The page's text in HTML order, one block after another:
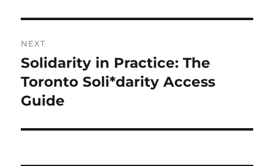
NEXT
Next
post:
Solidarity in Practice: The
Toronto Soli*darity Access
Guide